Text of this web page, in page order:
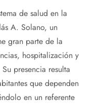
de salud en la
A. Solano, un
gran parte de la
hospitalización y
presencia resulta
que dependen
en un referente